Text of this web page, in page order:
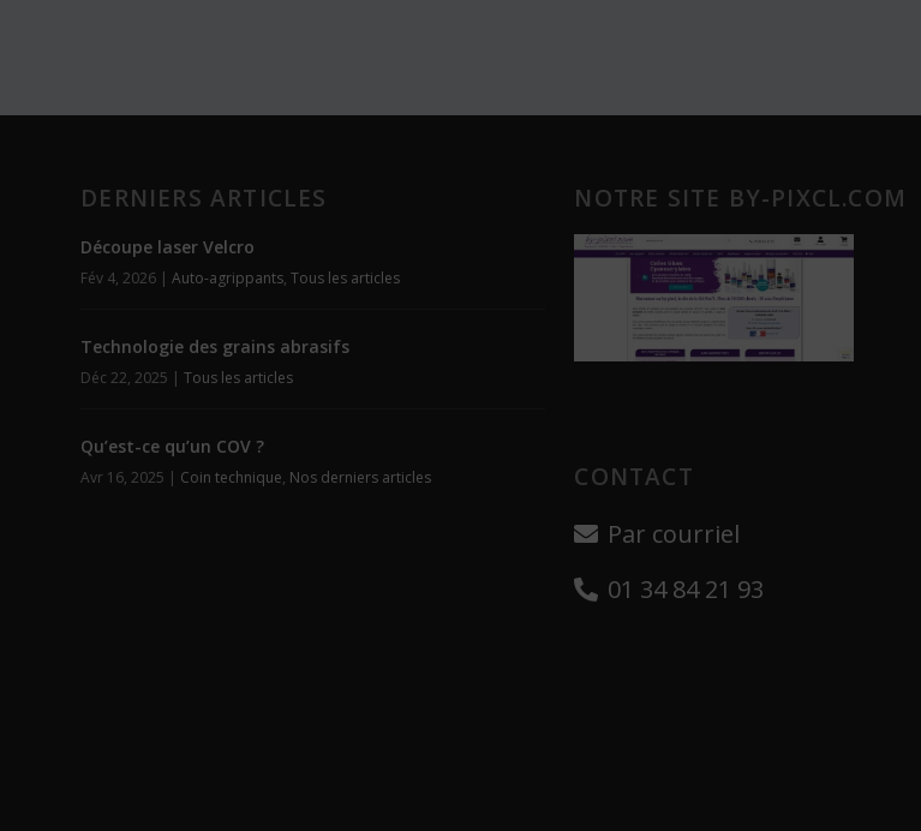
DERNIERS ARTICLES
Découpe laser Velcro
Fév 4, 2026 |Auto-agrippants,Tous les articles
Technologie des grains abrasifs
Déc 22, 2025 |Tous les articles
Qu’est-ce qu’un COV ?
Avr 16, 2025 | Coin technique, Nos derniers articles
NOTRE SITE BY-PIXCL.COM
CONTACT
Par courriel
01 34 84 21 93